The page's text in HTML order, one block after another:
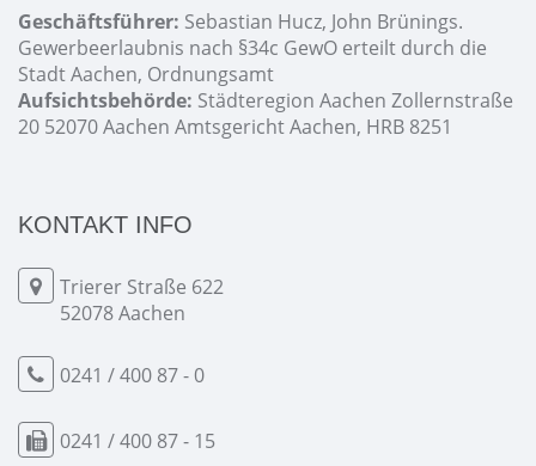
Geschäftsführer: Sebastian Hucz, John Brünings.
Gewerbeerlaubnis nach §34c GewO erteilt durch die
Stadt Aachen, Ordnungsamt
Aufsichtsbehörde: Städteregion Aachen Zollernstraße
20 52070 Aachen Amtsgericht Aachen, HRB 8251
KONTAKT INFO
Trierer Straße 622
52078 Aachen
0241 / 400 87 - 0
0241 / 400 87 - 15